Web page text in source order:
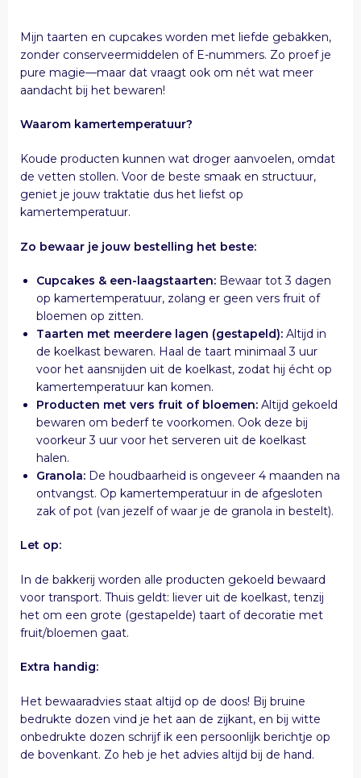
Mijn taarten en cupcakes worden met liefde gebakken,
zonder conserveermiddelen of E-nummers. Zo proef je
pure magie—maar dat vraagt ook om nét wat meer
aandacht bij het bewaren!
Waarom kamertemperatuur?
Koude producten kunnen wat droger aanvoelen, omdat
de vetten stollen. Voor de beste smaak en structuur,
geniet je jouw traktatie dus het liefst op
kamertemperatuur.
Zo bewaar je jouw bestelling het beste:
Cupcakes & een-laagstaarten: Bewaar tot 3 dagen
op kamertemperatuur, zolang er geen vers fruit of
bloemen op zitten.
Taarten met meerdere lagen (gestapeld): Altijd in
de koelkast bewaren. Haal de taart minimaal 3 uur
voor het aansnijden uit de koelkast, zodat hij écht op
kamertemperatuur kan komen.
Producten met vers fruit of bloemen: Altijd gekoeld
bewaren om bederf te voorkomen. Ook deze bij
voorkeur 3 uur voor het serveren uit de koelkast
halen.
Granola: De houdbaarheid is ongeveer 4 maanden na
ontvangst. Op kamertemperatuur in de afgesloten
zak of pot (van jezelf of waar je de granola in bestelt).
Let op:
In de bakkerij worden alle producten gekoeld bewaard
voor transport. Thuis geldt: liever uit de koelkast, tenzij
het om een grote (gestapelde) taart of decoratie met
fruit/bloemen gaat.
Extra handig:
Het bewaaradvies staat altijd op de doos! Bij bruine
bedrukte dozen vind je het aan de zijkant, en bij witte
onbedrukte dozen schrijf ik een persoonlijk berichtje op
de bovenkant. Zo heb je het advies altijd bij de hand.